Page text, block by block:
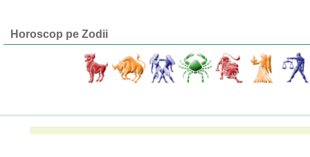
Horoscop pe Zodii